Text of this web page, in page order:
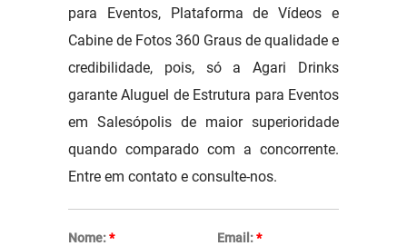
para Eventos, Plataforma de Vídeos e
Cabine de Fotos 360 Graus de qualidade e
credibilidade, pois, só a Agari Drinks
garante Aluguel de Estrutura para Eventos
em Salesópolis de maior superioridade
quando comparado com a concorrente.
Entre em contato e consulte-nos.
Nome:* Email:*